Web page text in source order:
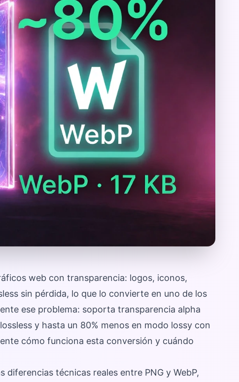
web con transparencia: logos, iconos,
sin pérdida, lo que lo convierte en uno de los
ese problema: soporta transparencia alpha
y hasta un 80% menos en modo lossy con
cómo funciona esta conversión y cuándo
técnicas reales entre PNG y WebP,